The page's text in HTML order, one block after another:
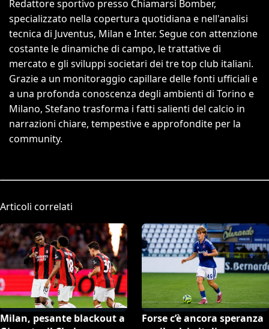
Redattore sportivo presso Chiamarsi Bomber,
specializzato nella copertura quotidiana e nell'analisi
tecnica di Juventus, Milan e Inter. Segue con attenzione
costante le dinamiche di campo, le trattative di
mercato e gli sviluppi societari dei tre top club italiani.
Grazie a un monitoraggio capillare delle fonti ufficiali e
a una profonda conoscenza degli ambienti di Torino e
Milano, Stefano trasforma i fatti salienti del calcio in
narrazioni chiare, tempestive e approfondite per la
community.
Articoli correlati
Milan, pesante blackout a
Forse c’è ancora speranza